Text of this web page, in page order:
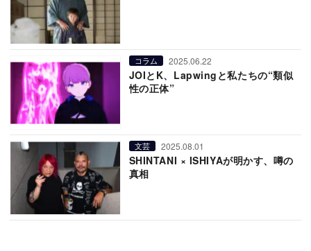
コラム 2025.06.22
JOIとK、Lapwingと私たちの“類似
性の正体”
文芸 2025.08.01
SHINTANI × ISHIYAが明かす、噂の
真相